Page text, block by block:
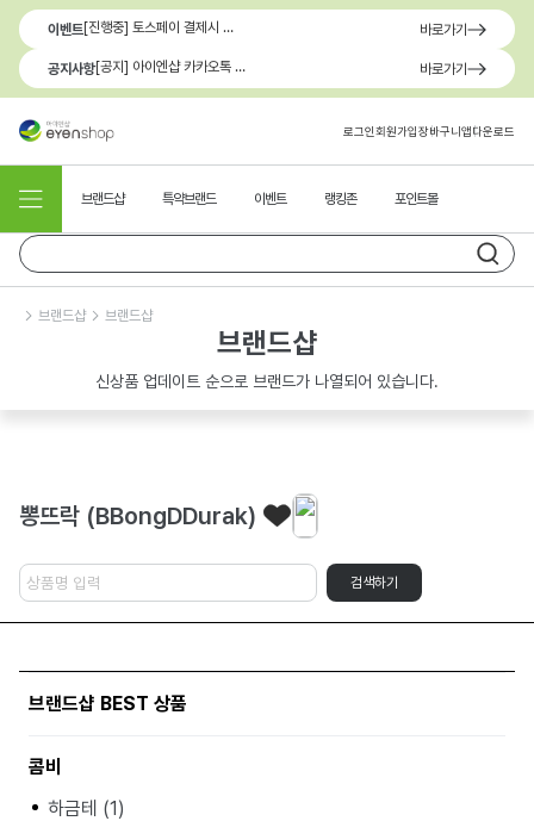
이벤트 [진행중] 토스페이 결제시 최대 1.3만원 혜택 바로가기
공지사항 [공지] 아이엔샵 카카오톡 1:1 문의 채널 이용 안내 바로가기
로그인회원가입장바구니앱다운로드
브랜드샵 특약브랜드 이벤트 랭킹존 포인트몰
브랜드샵 브랜드샵
브랜드샵
신상품 업데이트 순으로 브랜드가 나열되어 있습니다.
뽕뜨락 (BBongDDurak)
검색하기
브랜드샵 BEST 상품
콤비
하금테 (1)